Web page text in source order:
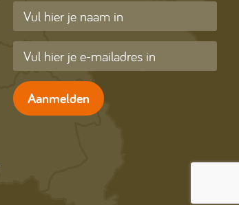
Aanmelden